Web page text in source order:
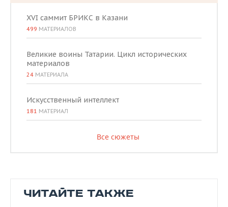
XVI саммит БРИКС в Казани
499 МАТЕРИАЛОВ
Великие воины Татарии. Цикл исторических
материалов
24 МАТЕРИАЛА
Искусственный интеллект
181 МАТЕРИАЛ
Все сюжеты
ЧИТАЙТЕ ТАКЖЕ